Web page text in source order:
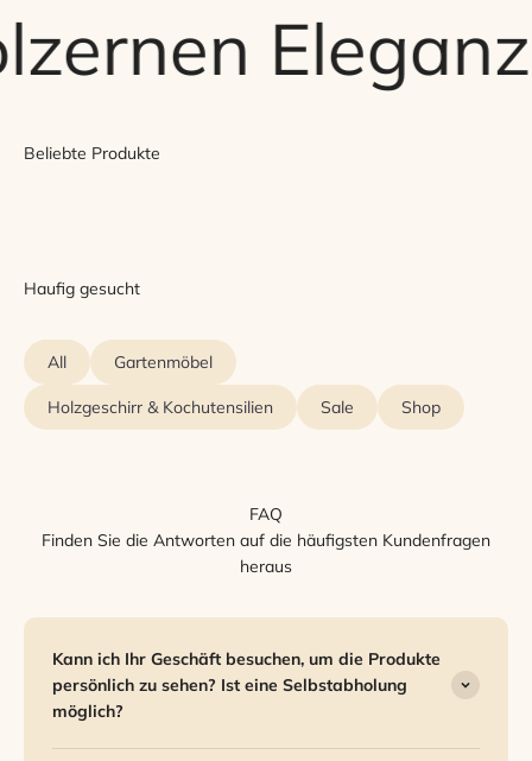
Eleganz
Beliebte Produkte
Haufig gesucht
All Gartenmöbel
Holzgeschirr & Kochutensilien Sale Shop
FAQ
Finden Sie die Antworten auf die häufigsten Kundenfragen
heraus
Kann ich Ihr Geschäft besuchen, um die Produkte
persönlich zu sehen? Ist eine Selbstabholung
möglich?